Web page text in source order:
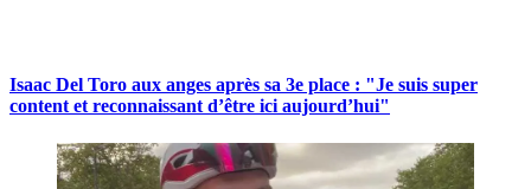
Isaac Del Toro aux anges après sa 3e place : "Je suis super
content et reconnaissant d’être ici aujourd’hui"